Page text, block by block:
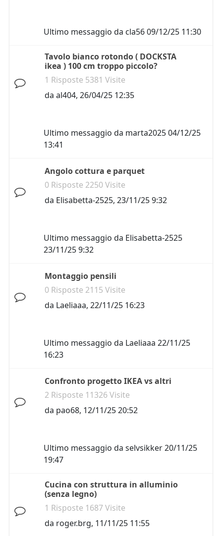
Ultimo messaggio da cla5609/12/25 11:30
Tavolo bianco rotondo ( DOCKSTA
ikea ) 100 cm troppo piccolo?
1 Risposte 5381 Visite
da al404, 26/04/25 12:35
Ultimo messaggio da marta202504/12/25
13:41
Angolo cottura e parquet
0 Risposte 2250 Visite
da Elisabetta-2525, 23/11/25 9:32
Ultimo messaggio da Elisabetta-2525
23/11/25 9:32
Montaggio pensili
0 Risposte 2115 Visite
da Laeliaaa, 22/11/25 16:23
Ultimo messaggio da Laeliaaa 22/11/25
16:23
Confronto progetto IKEA vs altri
2 Risposte 11326 Visite
da pao68, 12/11/25 20:52
Ultimo messaggio da selvsikker20/11/25
19:47
Cucina con struttura in alluminio
(senza legno)
1 Risposte 1687 Visite
da roger.brg, 11/11/25 11:55